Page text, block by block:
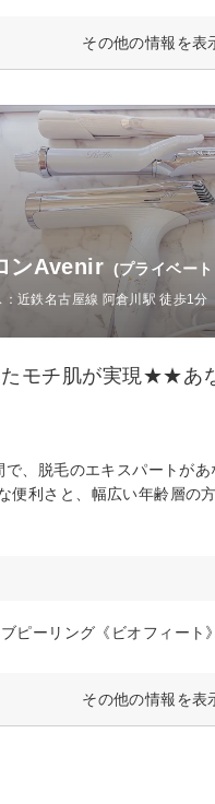
その他の情報を表
ンAvenir (プライベー
：近鉄名古屋線 阿倉川駅 徒歩1分
モチ肌が実現★★あ
で、脱毛のエキスパートが
便利さと、幅広い年齢層の
ーリング《ビオフィート
その他の情報を表